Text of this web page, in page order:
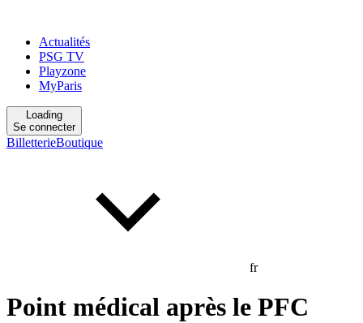
Actualités
PSG TV
Playzone
MyParis
Loading
Se connecter
BilletterieBoutique
fr
Point médical après le PFC